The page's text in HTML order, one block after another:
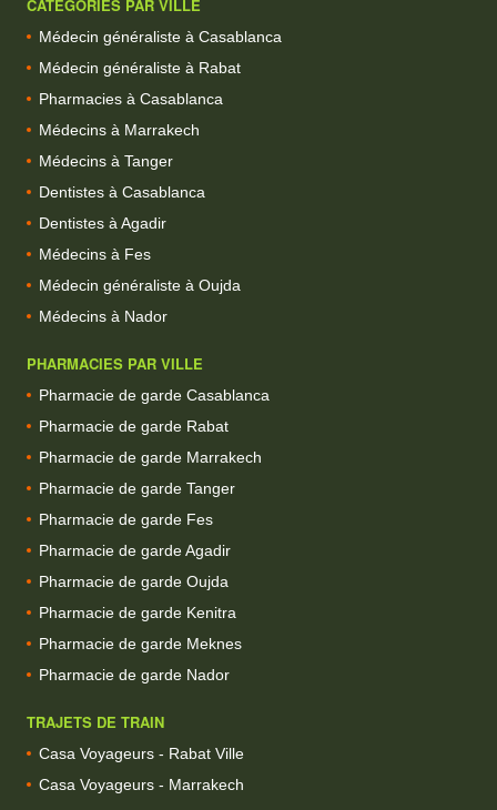
CATEGORIES PAR VILLE
Médecin généraliste à Casablanca
Médecin généraliste à Rabat
Pharmacies à Casablanca
Médecins à Marrakech
Médecins à Tanger
Dentistes à Casablanca
Dentistes à Agadir
Médecins à Fes
Médecin généraliste à Oujda
Médecins à Nador
PHARMACIES PAR VILLE
Pharmacie de garde Casablanca
Pharmacie de garde Rabat
Pharmacie de garde Marrakech
Pharmacie de garde Tanger
Pharmacie de garde Fes
Pharmacie de garde Agadir
Pharmacie de garde Oujda
Pharmacie de garde Kenitra
Pharmacie de garde Meknes
Pharmacie de garde Nador
TRAJETS DE TRAIN
Casa Voyageurs - Rabat Ville
Casa Voyageurs - Marrakech